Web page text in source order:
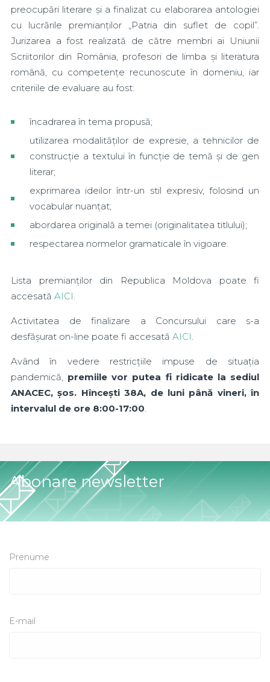
preocupări literare și a finalizat cu elaborarea antologiei
cu lucrările premianților „Patria din suflet de copil”.
Jurizarea a fost realizată de către membri ai Uniunii
Scriitorilor din România, profesori de limba şi literatura
română, cu competenţe recunoscute în domeniu, iar
criteriile de evaluare au fost:
încadrarea în tema propusă;
utilizarea modalităţilor de expresie, a tehnicilor de
construcţie a textului în funcţie de temă şi de gen
literar;
exprimarea ideilor într-un stil expresiv, folosind un
vocabular nuanţat;
abordarea originală a temei (originalitatea titlului);
respectarea normelor gramaticale în vigoare.
Lista premianților din Republica Moldova poate fi
accesată AICI.
Activitatea de finalizare a Concursului care s-a
desfășurat on-line poate fi accesată AICI.
Având în vedere restricțiile impuse de situația
pandemică, premiile vor putea fi ridicate la sediul
ANACEC, șos. Hîncești 38A, de luni până vineri, în
intervalul de ore 8:00-17:00.
Abonare newsletter
Prenume
E-mail